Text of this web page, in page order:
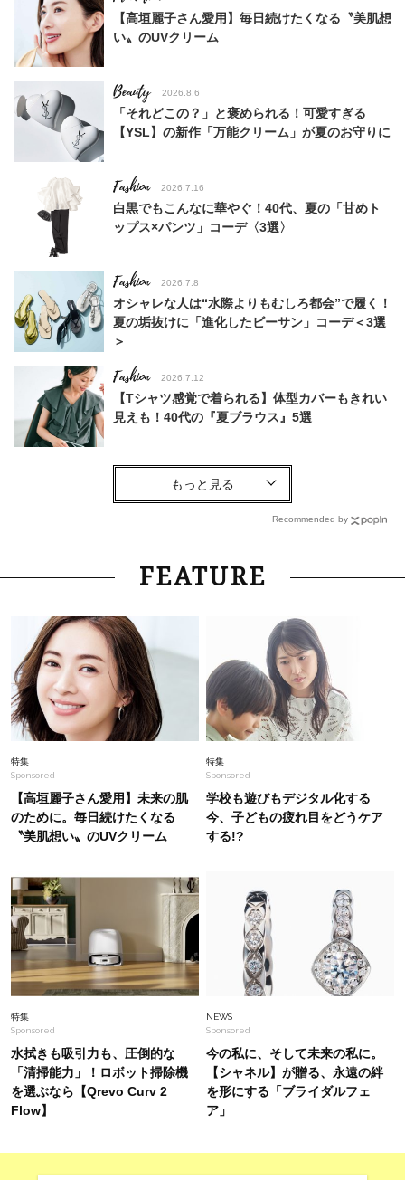
【高垣麗子さん愛用】毎日続けたくなる〝美肌想
い〟のUVクリーム
Beauty 2026.8.6
「それどこの？」と褒められる！可愛すぎる
【YSL】の新作「万能クリーム」が夏のお守りに
Fashion 2026.7.16
白黒でもこんなに華やぐ！40代、夏の「甘めト
ップス×パンツ」コーデ〈3選〉
Fashion 2026.7.8
オシャレな人は“水際よりもむしろ都会”で履く！
夏の垢抜けに「進化したビーサン」コーデ＜3選
＞
Fashion 2026.7.12
【Tシャツ感覚で着られる】体型カバーもきれい
見えも！40代の『夏ブラウス』5選
Fashion
【ユニクロだけで】40代の夏旅行がオシャレ＆
快適に！気温別コーデ〈UNIQLO6選〉
Beauty 2026.4.2
“初めまして”の印象は「リップ」で決まる！今ど
Fashion
初夏の旅行にも！きれいめ派40代の「女っぽス
ニーカーコーデ」＜12選＞
40代の夏に！考えなくてもきちんと見える【最
強セットアップ】4選
梅宮アンナさん、夫・世継さんからもらう1番嬉
しいプレゼントとは？「我が子のように大事にし
ています」
Fashion 2026.6.15
40代の“褒められる”【Tシャツ×デニム】コーデ
４選。ジレやカーデでこなれ盛り！
Recommended by
FEATURE
特集
Sponsored
【高垣麗子さん愛用】未来の肌
のために。毎日続けたくなる
〝美肌想い〟のUVクリーム
特集
Sponsored
学校も遊びもデジタル化する
今、子どもの疲れ目をどうケア
する!?
特集
Sponsored
水拭きも吸引力も、圧倒的な
「清掃能力」！ロボット掃除機
を選ぶなら【Qrevo Curv 2
Flow】
NEWS
Sponsored
今の私に、そして未来の私に。
【シャネル】が贈る、永遠の絆
を形にする「ブライダルフェ
ア」